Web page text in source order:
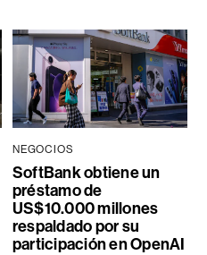
NEGOCIOS
SoftBank obtiene un
préstamo de
US$10.000 millones
respaldado por su
participación en OpenAI